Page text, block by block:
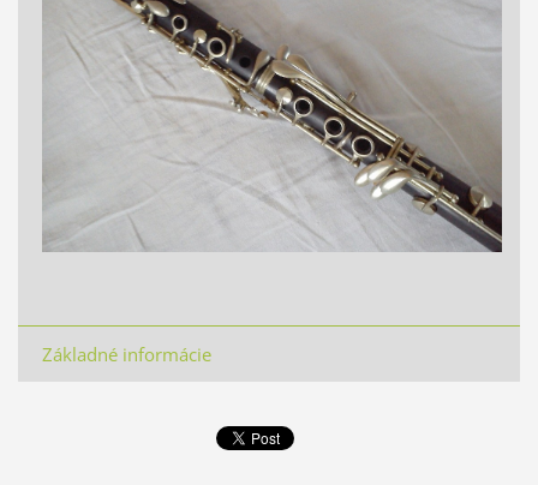
Základné informácie